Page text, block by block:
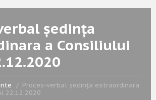
ședința
a Consiliului
Proces-verbal ședința extraordinara
22.12.2020